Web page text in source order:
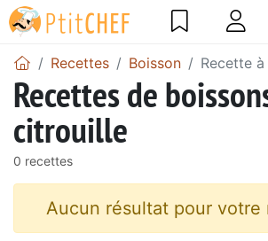
Recettes Boisson Recette
Recettes de
citrouille
0 recettes
Aucun résultat pour votre